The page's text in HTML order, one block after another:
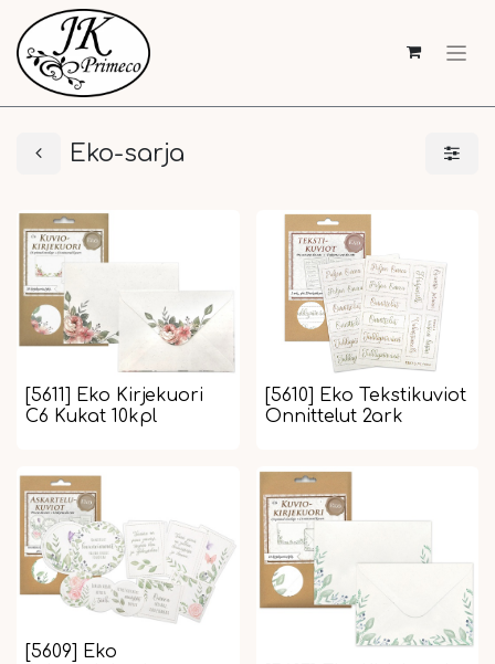
Eko-sarja
[5611] Eko Kirjekuori
C6 Kukat 10kpl
[5610] Eko Tekstikuviot
Onnittelut 2ark
[5609] Eko